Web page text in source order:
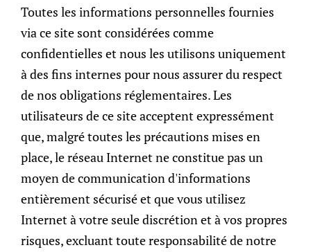
Its unique location grants the city unparalleled access to
Mainland China and seize opportunities arising from the
Greater Bay Area. Find out what Hong Kong has to offer in our
latest publication.
Read More »
Toutes les informations personnelles fournies
via ce site sont considérées comme
confidentielles et nous les utilisons uniquement
à des fins internes pour nous assurer du respect
de nos obligations réglementaires. Les
utilisateurs de ce site acceptent expressément
que, malgré toutes les précautions mises en
place, le réseau Internet ne constitue pas un
moyen de communication d'informations
entièrement sécurisé et que vous utilisez
Internet à votre seule discrétion et à vos propres
risques, excluant toute responsabilité de notre
SingAlliance est membreAIWM|SwissCham|
SBF|SCCC| FinSA Ombudsman:Terraxis SA
Autorisation & réglementationMAS |FINMA |SFC|SO-